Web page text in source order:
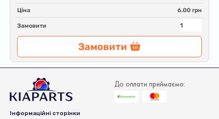
Ціна 6.00 грн
Замовити
Замовити
До оплати приймаємо:
Інформаційні сторінки